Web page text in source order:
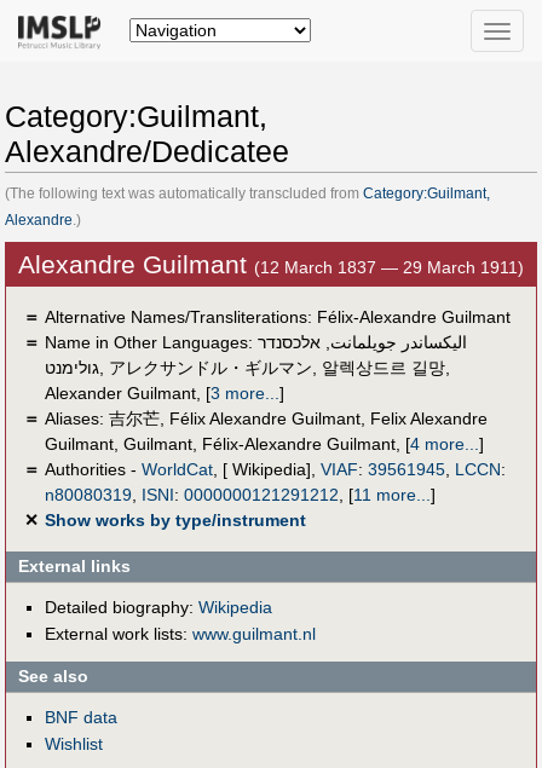
Toggle
Category:Guilmant,
Alexandre/Dedicatee
(The following text was automatically transcluded from Category:Guilmant,
Alexandre .)
Alexandre Guilmant (12 March 1837 — 29 March 1911)
＝ Alternative Names/Transliterations: Félix-Alexandre Guilmant
＝ Name in Other Languages: اليكساندر جويلمانت
אלכסנדר
גולימנט, アレクサンドル・ギルマン 알렉상드르 길망,
Alexander Guilmant, [3 more... ]
＝ Aliases: 吉尔芒, Félix Alexandre Guilmant, Felix Alexandre
Guilmant, Guilmant, Félix-Alexandre Guilmant, [4 more... ]
＝ Authorities - WorldCat, [ Wikipedia], VIAF: 39561945, LCCN:
n80080319, ISNI: 0000000121291212 [11 more... ]
✕ Show works by type/instrument
External links
Detailed biography: Wikipedia
External work lists: www.guilmant.nl
See also
BNF data
Wishlist